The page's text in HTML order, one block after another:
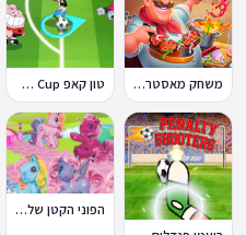
משחק מאסטר שף טון קאפ Toon Cup
הפוני הקטן שלי: מסיבה בכפר